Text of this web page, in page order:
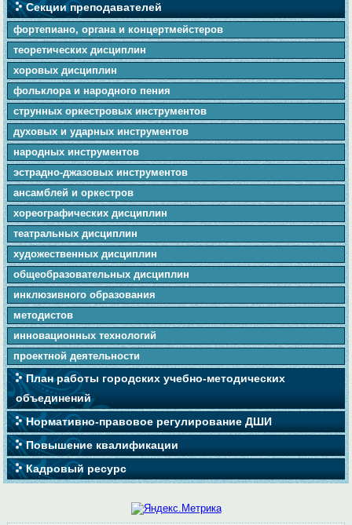
Секции преподавателей
фортепиано, органа и концертмейстеров
теоретических дисциплин
хоровых дисциплин
фольклора и народного пения
cтpунныx оркестровых инструментов
духовых и ударных инструментов
народных инструментов
эстрадно-джазовых инструментов
ансамблей и оркестров
хореографических дисциплин
театральных дисциплин
художественных дисциплин
общеобразовательных дисциплин
инклюзивного образования
методистов
инновационных технологий
проектной деятельности
План работы городских учебно-методических
объединений
Нормативно-правовое регулирование ДШИ
Повышение квалификации
Кадровый ресурс